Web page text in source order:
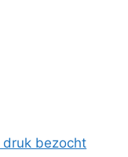
druk bezocht